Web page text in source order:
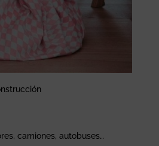
camiones, autobuses…